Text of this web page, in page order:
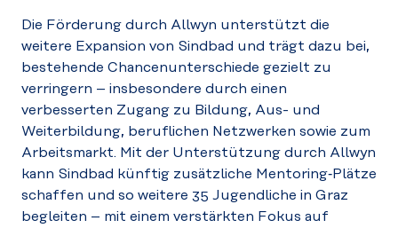
Die Förderung durch Allwyn unterstützt die
weitere Expansion von Sindbad und trägt dazu bei,
bestehende Chancenunterschiede gezielt zu
verringern – insbesondere durch einen
verbesserten Zugang zu Bildung, Aus- und
Weiterbildung, beruflichen Netzwerken sowie zum
Arbeitsmarkt. Mit der Unterstützung durch Allwyn
kann Sindbad künftig zusätzliche Mentoring‑Plätze
schaffen und so weitere 35 Jugendliche in Graz
begleiten – mit einem verstärkten Fokus auf